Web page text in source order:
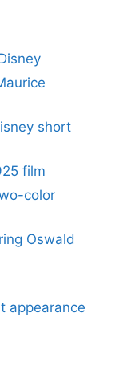
short
film
color
Oswald
appearance